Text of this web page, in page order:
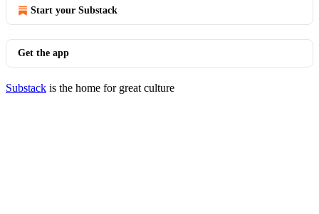
Start your Substack
Get the app
Substack is the home for great culture